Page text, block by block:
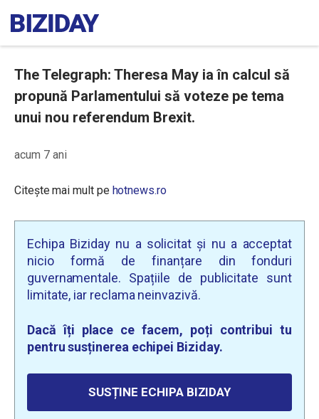
The Telegraph: Theresa May ia în calcul să
propună Parlamentului să voteze pe tema
unui nou referendum Brexit.
acum 7 ani
Citește mai mult pe hotnews.ro
Echipa Biziday nu a solicitat și nu a acceptat
nicio formă de finanțare din fonduri
guvernamentale. Spațiile de publicitate sunt
limitate, iar reclama neinvazivă.
Dacă îți place ce facem, poți contribui tu
pentru susținerea echipei Biziday.
SUSȚINE ECHIPA BIZIDAY